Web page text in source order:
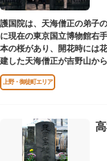
護国院は、天海僧正の弟子
に現在の東京国立博物館右
本の桜があり、開花時には
建した天海僧正が吉野山か
て今日に及んでいます。
上野・御徒町エリア